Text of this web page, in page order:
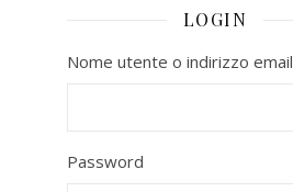
LOGIN
Nome utente o indirizzo email
Password